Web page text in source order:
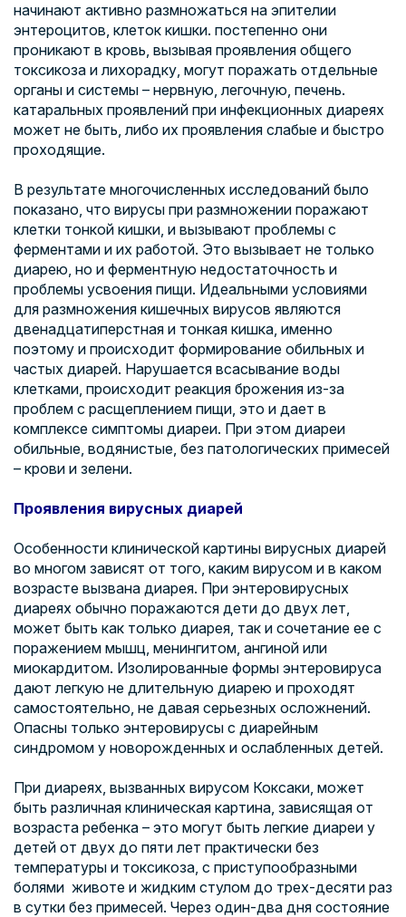
начинают активно размножаться на эпителии
энтероцитов, клеток кишки. постепенно они
проникают в кровь, вызывая проявления общего
токсикоза и лихорадку, могут поражать отдельные
органы и системы – нервную, легочную, печень.
катаральных проявлений при инфекционных диареях
может не быть, либо их проявления слабые и быстро
проходящие.
В результате многочисленных исследований было
показано, что вирусы при размножении поражают
клетки тонкой кишки, и вызывают проблемы с
ферментами и их работой. Это вызывает не только
диарею, но и ферментную недостаточность и
проблемы усвоения пищи. Идеальными условиями
для размножения кишечных вирусов являются
двенадцатиперстная и тонкая кишка, именно
поэтому и происходит формирование обильных и
частых диарей. Нарушается всасывание воды
клетками, происходит реакция брожения из-за
проблем с расщеплением пищи, это и дает в
комплексе симптомы диареи. При этом диареи
обильные, водянистые, без патологических примесей
– крови и зелени.
Проявления вирусных диарей
Особенности клинической картины вирусных диарей
во многом зависят от того, каким вирусом и в каком
возрасте вызвана диарея. При энтеровирусных
диареях обычно поражаются дети до двух лет,
может быть как только диарея, так и сочетание ее с
поражением мышц, менингитом, ангиной или
миокардитом. Изолированные формы энтеровируса
дают легкую не длительную диарею и проходят
самостоятельно, не давая серьезных осложнений.
Опасны только энтеровирусы с диарейным
синдромом у новорожденных и ослабленных детей.
При диареях, вызванных вирусом Коксаки, может
быть различная клиническая картина, зависящая от
возраста ребенка – это могут быть легкие диареи у
детей от двух до пяти лет практически без
температуры и токсикоза, с приступообразными
болями животе и жидким стулом до трех-десяти раз
в сутки без примесей. Через один-два дня состояние